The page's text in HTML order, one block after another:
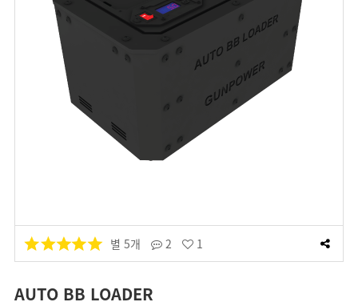
별 5개 2 1
AUTO BB LOADER